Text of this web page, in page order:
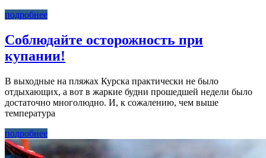
подробнее
Соблюдайте осторожность при
купании!
В выходные на пляжах Курска практически не было
отдыхающих, а вот в жаркие будни прошедшей недели было
достаточно многолюдно. И, к сожалению, чем выше
температура
подробнее